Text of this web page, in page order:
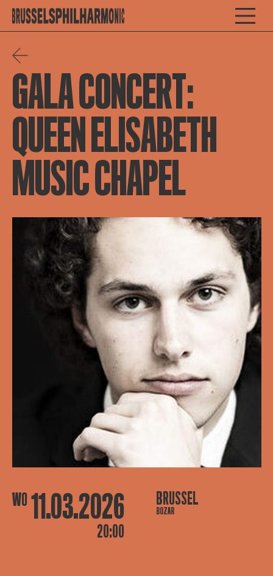
GALA CONCERT:
QUEEN ELISABETH
MUSIC CHAPEL
WO 11.03.2026
20:00
BRUSSEL
BOZAR